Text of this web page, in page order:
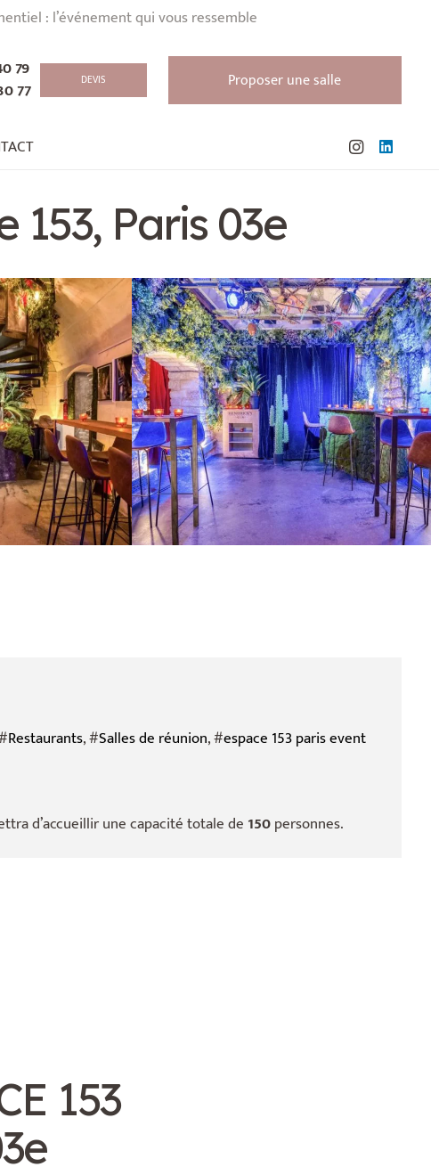
: l’événement qui vous ressemble
79
77
DEVIS Proposer une salle
153, Paris 03e
Restaurants, #Salles de réunion, #espace 153 paris event
d’accueillir une capacité totale de 150personnes.
153